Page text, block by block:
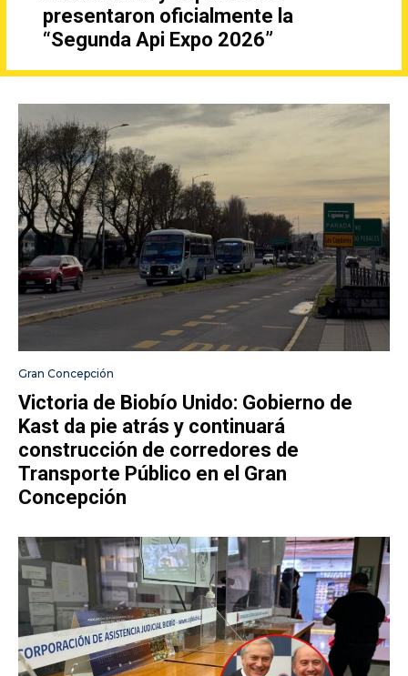
presentaron oficialmente la
“Segunda Api Expo 2026”
Gran Concepción
Victoria de Biobío Unido: Gobierno de
Kast da pie atrás y continuará
construcción de corredores de
Transporte Público en el Gran
Concepción